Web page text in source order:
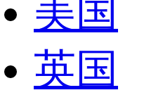
美国
英国